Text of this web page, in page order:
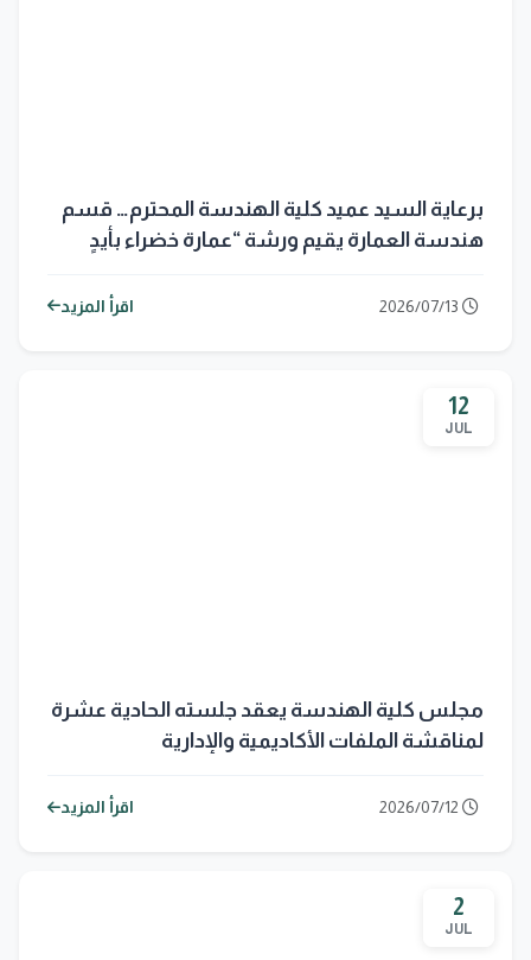
برعاية السيد عميد كلية الهندسة المحترم… قسم
هندسة العمارة يقيم ورشة “عمارة خضراء بأيدٍ
اقرأ المزيد
12
JUL
مجلس كلية الهندسة يعقد جلسته الحادية عشرة
لمناقشة الملفات الأكاديمية والإدارية
اقرأ المزيد
2
JUL